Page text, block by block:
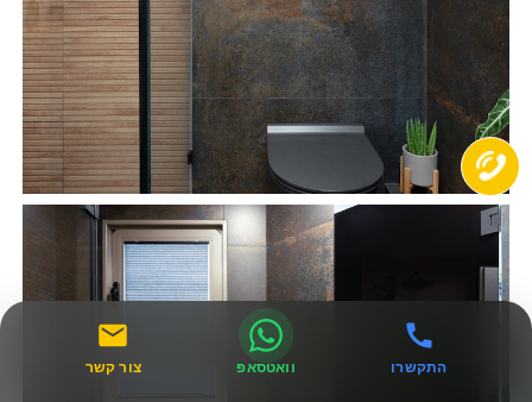
התקשרו וואטסאפ צור קשר